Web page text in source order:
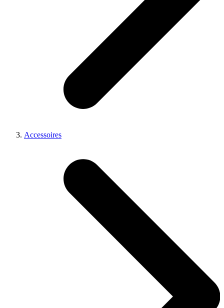
Accessoires